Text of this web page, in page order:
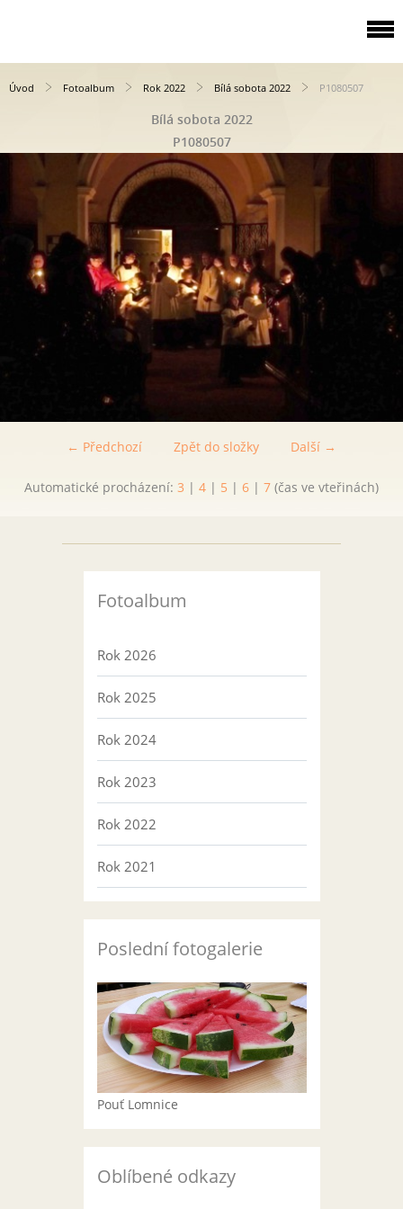
Úvod Fotoalbum Rok 2022 Bílá sobota 2022 P1080507
Bílá sobota 2022
P1080507
← Předchozí Další →
Zpět do složky
Automatické procházení: 3 | 4 | 5 | 6 | 7 (čas ve vteřinách)
Fotoalbum
Rok 2026
Rok 2025
Rok 2024
Rok 2023
Rok 2022
Rok 2021
Poslední fotogalerie
Pouť Lomnice
Oblíbené odkazy